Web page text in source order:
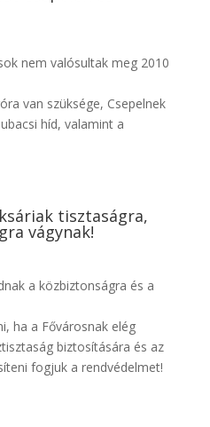
nem valósultak meg 2010
van szüksége, Csepelnek
híd, valamint a
tisztaságra,
vágynak!
a közbiztonságra és a
ha a Fővárosnak elég
biztosítására és az
fogjuk a rendvédelmet!